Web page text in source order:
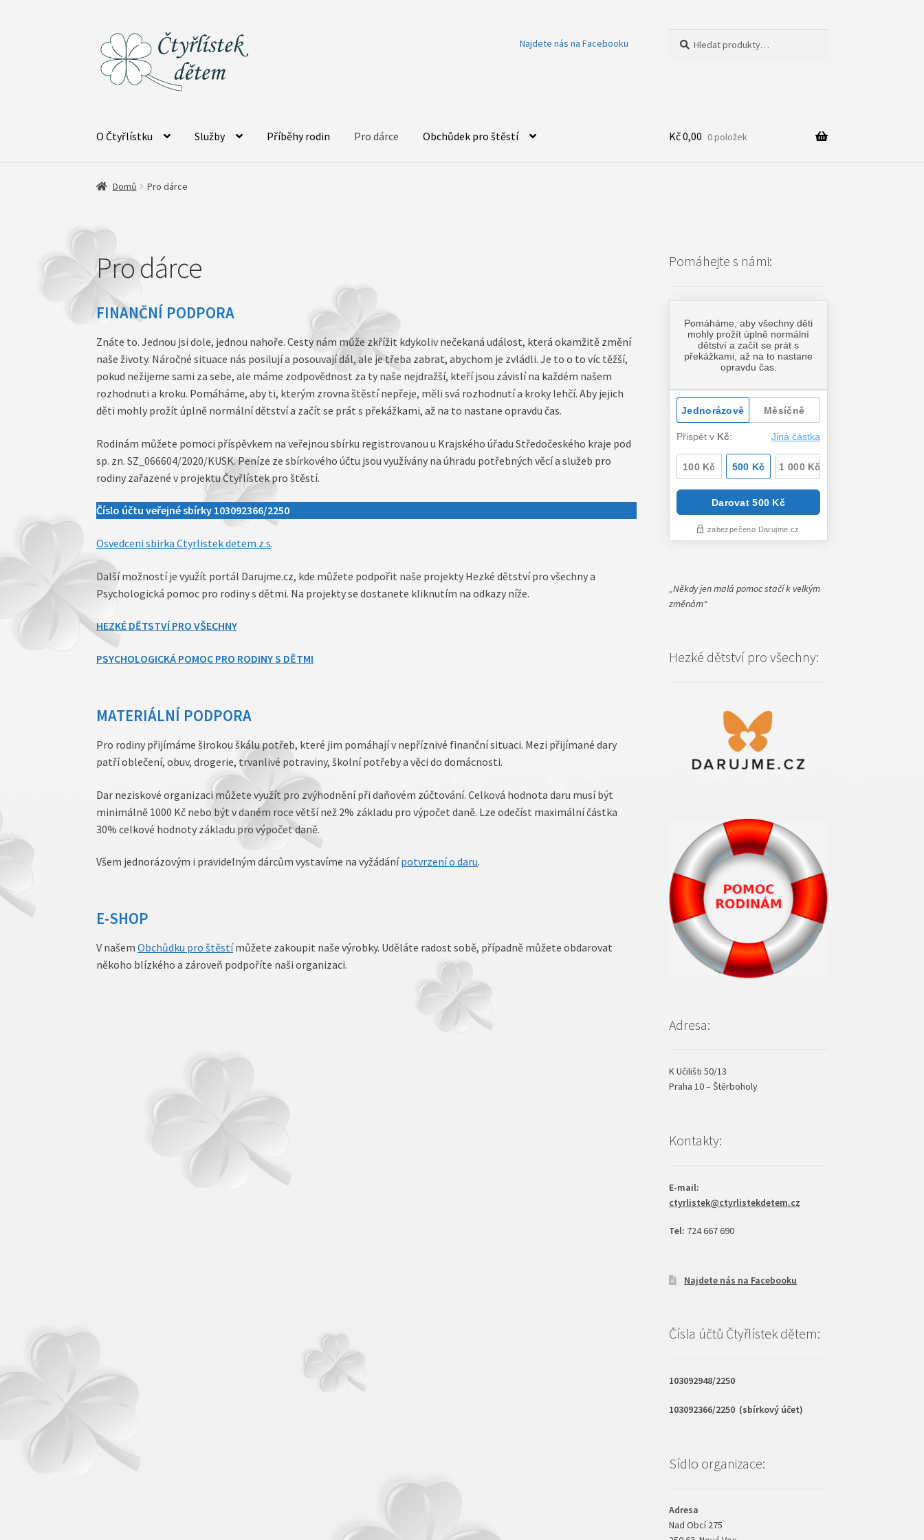
Přeskočit
na
navigaci
Přejít
k
obsahu
webu
Najdete nás na Facebooku
O Čtyřlístku Služby Příběhy rodin Pro dárce Obchůdek pro štěstí Kč0,00 0 položek
Domů Pro dárce
Pro dárce
FINANČNÍ PODPORA
Znáte to. Jednou jsi dole, jednou nahoře. Cesty nám může zkřížit kdykoliv nečekaná událost, která okamžitě změní
naše životy. Náročné situace nás posilují a posouvají dál, ale je třeba zabrat, abychom je zvládli. Je to o to víc těžší,
pokud nežijeme sami za sebe, ale máme zodpovědnost za ty naše nejdražší, kteří jsou závislí na každém našem
rozhodnuti a kroku. Pomáháme, aby ti, kterým zrovna štěstí nepřeje, měli svá rozhodnutí a kroky lehčí. Aby jejich
děti mohly prožít úplně normální dětství a začít se prát s překážkami, až na to nastane opravdu čas.
Rodinám můžete pomoci příspěvkem na veřejnou sbírku registrovanou u Krajského úřadu Středočeského kraje pod
sp. zn. SZ_066604/2020/KUSK. Peníze ze sbírkového účtu jsou využívány na úhradu potřebných věcí a služeb pro
rodiny zařazené v projektu Čtyřlístek pro štěstí.
Číslo účtu veřejné sbírky 103092366/2250
Osvedceni sbirka Ctyrlistek detem z.s.
Další možností je využít portál Darujme.cz, kde můžete podpořit naše projekty Hezké dětství pro všechny a
Psychologická pomoc pro rodiny s dětmi. Na projekty se dostanete kliknutím na odkazy níže.
HEZKÉ DĚTSTVÍ PRO VŠECHNY
PSYCHOLOGICKÁ POMOC PRO RODINY S DĚTMI
MATERIÁLNÍ PODPORA
Pro rodiny přijímáme širokou škálu potřeb, které jim pomáhají v nepříznivé finanční situaci. Mezi přijímané dary
patří oblečení, obuv, drogerie, trvanlivé potraviny, školní potřeby a věci do domácnosti.
Dar neziskové organizaci můžete využít pro zvýhodnění při daňovém zúčtování. Celková hodnota daru musí být
minimálně 1000 Kč nebo být v daném roce větší než 2% základu pro výpočet daně. Lze odečíst maximální částka
30% celkové hodnoty základu pro výpočet daně.
Všem jednorázovým i pravidelným dárcům vystavíme na vyžádánípotvrzení o daru.
E-SHOP
V našemObchůdku pro štěstímůžete zakoupit naše výrobky. Uděláte radost sobě, případně můžete obdarovat
někoho blízkého a zároveň podpoříte naši organizaci.
Pomáhejte s námi:
„Někdy jen malá pomocstačí k velkým
změnám“
Hezké dětství pro všechny:
Adresa:
K Učilišti 50/13
Praha 10 – Štěrboholy
Kontakty:
E-mail:
ctyrlistek@ctyrlistekdetem.cz
Tel: 724 667 690
Najdete nás na Facebooku
Čísla účtů Čtyřlístek dětem:
103092948/2250
103092366/2250 (sbírkový účet)
Sídlo organizace:
Adresa
Nad Obcí 275